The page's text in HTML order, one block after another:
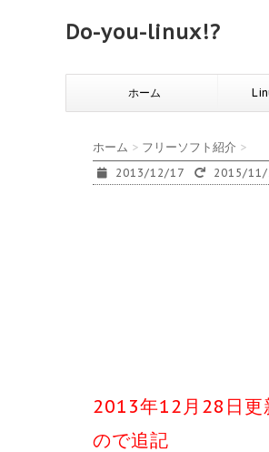
Do-you-linux!?
ホーム
ホーム > フリーソフト紹介 >
2013/12/17 2015/
2013年12月28日
ので追記